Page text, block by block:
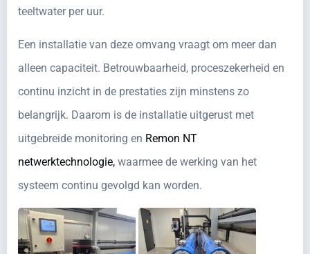
teeltwater per uur.
Een installatie van deze omvang vraagt om meer dan
alleen capaciteit. Betrouwbaarheid, proceszekerheid en
continu inzicht in de prestaties zijn minstens zo
belangrijk. Daarom is de installatie uitgerust met
uitgebreide monitoring en Remon NT
netwerktechnologie, waarmee de werking van het
systeem continu gevolgd kan worden.